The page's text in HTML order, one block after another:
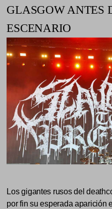
GLASGOW ANTES
ESCENARIO
Los gigantes rusos del
por fin su esperada aparición